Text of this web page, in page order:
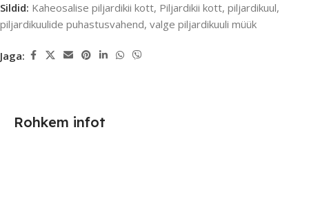
Sildid: Kaheosalise piljardikii kott, Piljardikii kott, piljardikuul,
piljardikuulide puhastusvahend, valge piljardikuuli müük
Jaga:
Rohkem infot